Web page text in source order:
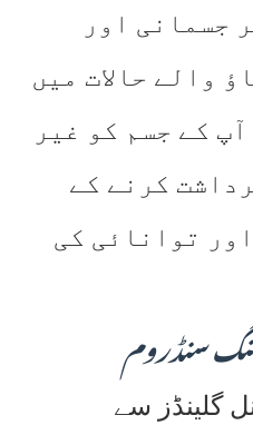
جسمانی اور
والے حالات میں
کے جسم کو غیر
کرنے کے
توانائی کی
سنڈروم
گلینڈز سے